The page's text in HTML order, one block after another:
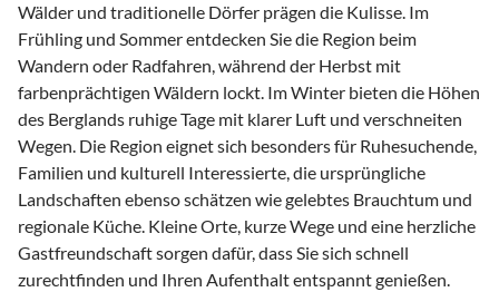
Wälder und traditionelle Dörfer prägen die Kulisse. Im
Frühling und Sommer entdecken Sie die Region beim
Wandern oder Radfahren, während der Herbst mit
farbenprächtigen Wäldern lockt. Im Winter bieten die Höhen
des Berglands ruhige Tage mit klarer Luft und verschneiten
Wegen. Die Region eignet sich besonders für Ruhesuchende,
Familien und kulturell Interessierte, die ursprüngliche
Landschaften ebenso schätzen wie gelebtes Brauchtum und
regionale Küche. Kleine Orte, kurze Wege und eine herzliche
Gastfreundschaft sorgen dafür, dass Sie sich schnell
zurechtfinden und Ihren Aufenthalt entspannt genießen.